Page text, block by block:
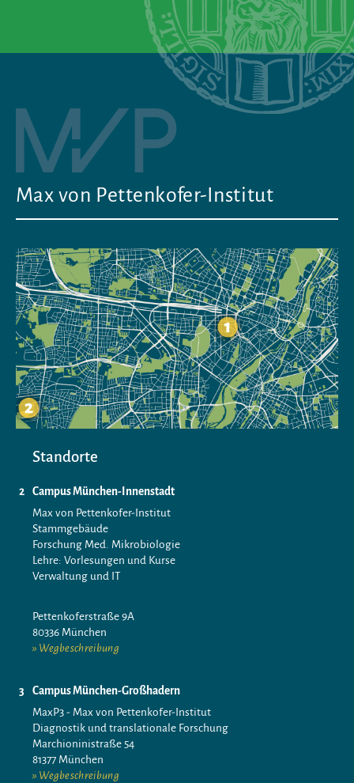
Max von Pettenkofer-Institut
Standorte
Campus München-Innenstadt
Max von Pettenkofer-Institut
Stammgebäude
Forschung Med. Mikrobiologie
Lehre: Vorlesungen und Kurse
Verwaltung und IT
Pettenkoferstraße 9A
80336 München
Wegbeschreibung
Campus München-Großhadern
MaxP3 - Max von Pettenkofer-Institut
Diagnostik und translationale Forschung
Marchioninistraße 54
81377 München
Wegbeschreibung